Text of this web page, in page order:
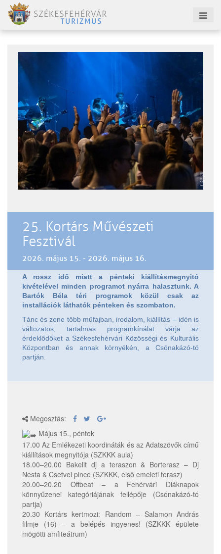
25. Kortárs Művészeti
Fesztivál
2026. május 15. - 2026. május 16.
A rossz idő miatt a pénteki kiállításmegnyitó
kivételével minden programot nyárra halasztunk. A
Bartók Béla téri programok közül csak az
installációk láthatók pénteken és szombaton.
Tánc és zene több műfajban, irodalom, kiállítás – idén is
változatos, tartalmas programkínálat várja az
érdeklődőket a Székesfehérvári Közösségi és Kulturális
Központban és annak környékén, a Csónakázó-tó
partján.
Megosztás:
Május 15., péntek
17.00 Az Emlékezeti koordináták és az Adatszövők című
kiállítások megnyitója (SZKKK aula)
18.00–20.00 Bakelit dj a teraszon & Borterasz – Dj
Nesta & Csetvei pince (SZKKK, első emeleti terasz)
20.00–20.20 Offbeat – a Fehérvári Diáknapok
könnyűzenei kategóriájának fellépője (Csónakázó-tó
partja)
20.30 Kortárs kertmozi: Random – Salamon András
filmje (16) – a belépés ingyenes! (SZKKK épülete
mögötti amfiteátrum)